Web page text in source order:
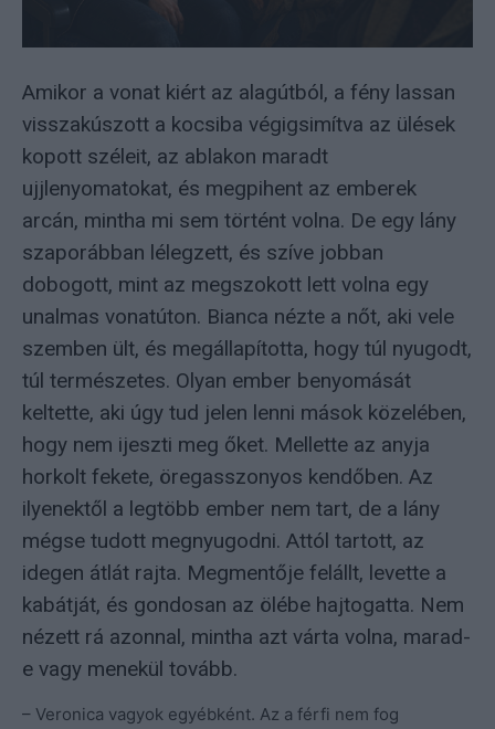
Amikor a vonat kiért az alagútból, a fény lassan
visszakúszott a kocsiba végigsimítva az ülések
kopott széleit, az ablakon maradt
ujjlenyomatokat, és megpihent az emberek
arcán, mintha mi sem történt volna. De egy lány
szaporábban lélegzett, és szíve jobban
dobogott, mint az megszokott lett volna egy
unalmas vonatúton. Bianca nézte a nőt, aki vele
szemben ült, és megállapította, hogy túl nyugodt,
túl természetes. Olyan ember benyomását
keltette, aki úgy tud jelen lenni mások közelében,
hogy nem ijeszti meg őket. Mellette az anyja
horkolt fekete, öregasszonyos kendőben. Az
ilyenektől a legtöbb ember nem tart, de a lány
mégse tudott megnyugodni. Attól tartott, az
idegen átlát rajta. Megmentője felállt, levette a
kabátját, és gondosan az ölébe hajtogatta. Nem
nézett rá azonnal, mintha azt várta volna, marad-
e vagy menekül tovább.
– Veronica vagyok egyébként. Az a férfi nem fog